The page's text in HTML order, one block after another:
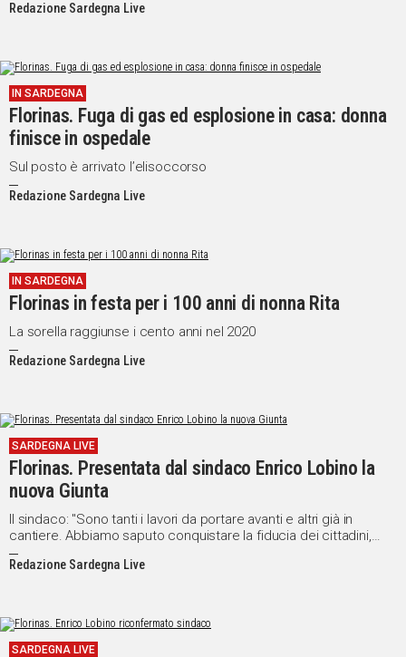
Redazione Sardegna Live
IN SARDEGNA
Florinas. Fuga di gas ed esplosione in casa: donna
finisce in ospedale
Sul posto è arrivato l’elisoccorso
Redazione Sardegna Live
IN SARDEGNA
Florinas in festa per i 100 anni di nonna Rita
La sorella raggiunse i cento anni nel 2020
Redazione Sardegna Live
SARDEGNA LIVE
Florinas. Presentata dal sindaco Enrico Lobino la
nuova Giunta
Il sindaco: "Sono tanti i lavori da portare avanti e altri già in
cantiere. Abbiamo saputo conquistare la fiducia dei cittadini,
sapremo fare bene anche in questo mandato”
Redazione Sardegna Live
SARDEGNA LIVE